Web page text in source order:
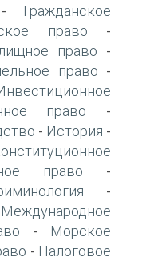
Гражданское
право -
право -
право -
право -
- История -
право -
-
Международное
-
Морское
- Налоговое